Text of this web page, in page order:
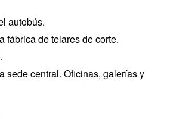
autobús.
de telares de corte.
central. Oficinas, galerías y